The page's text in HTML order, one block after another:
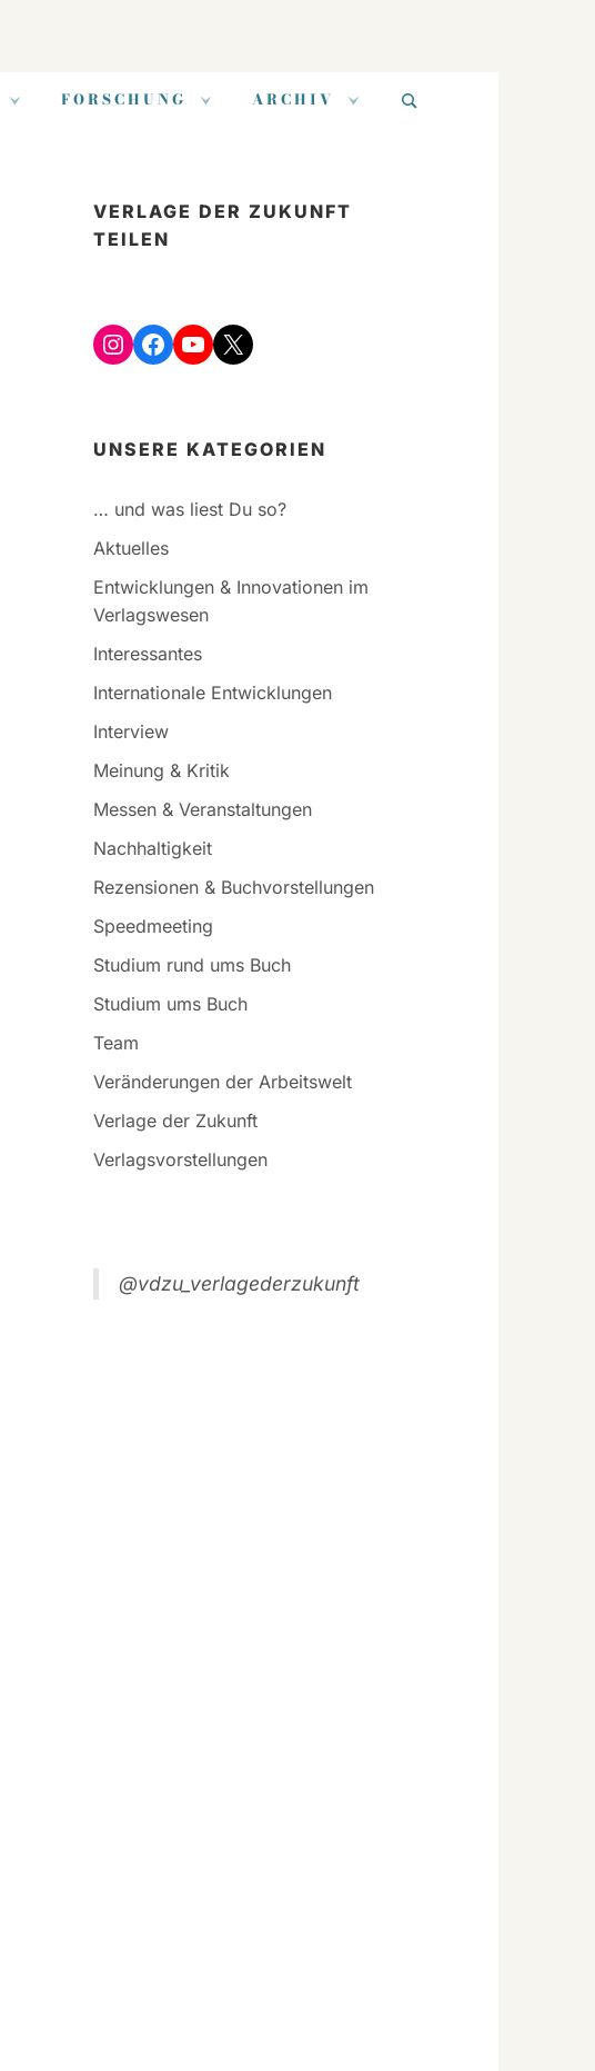
FORSCHUNG ARCHIV
nach:
VERLAGE DER ZUKUNFT
TEILEN
Instagram
Facebook
YouTube
X
UNSERE KATEGORIEN
… und was liest Du so?
Aktuelles
Entwicklungen & Innovationen im
Verlagswesen
Interessantes
Internationale Entwicklungen
Interview
Meinung & Kritik
Messen & Veranstaltungen
Nachhaltigkeit
Rezensionen & Buchvorstellungen
Speedmeeting
Studium rund ums Buch
Studium ums Buch
Team
Veränderungen der Arbeitswelt
Verlage der Zukunft
Verlagsvorstellungen
@vdzu_verlagederzukunft